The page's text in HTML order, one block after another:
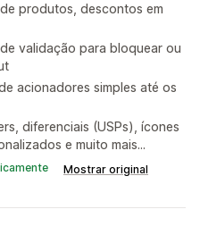
produtos, descontos em
validação para bloquear ou
acionadores simples até os
diferenciais (USPs), ícones
e muito mais...
Mostrar original